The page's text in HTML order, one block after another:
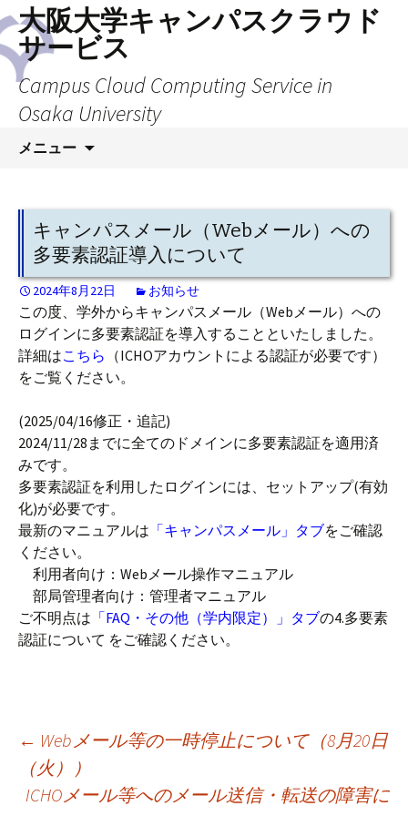
大阪大学キャンパスクラウド
サービス
Campus Cloud Computing Service in
Osaka University
メニュー
ツ
へ
ス
キ
ッ
プ
キャンパスメール（Webメール）への
多要素認証導入について
2024年8月22日 お知らせ
この度、学外からキャンパスメール（Webメール）への
ログインに多要素認証を導入することといたしました。
詳細はこちら （ICHOアカウントによる認証が必要です）
をご覧ください。
(2025/04/16修正・追記)
2024/11/28までに全てのドメインに多要素認証を適用済
みです。
多要素認証を利用したログインには、セットアップ(有効
化)が必要です。
最新のマニュアルは 「キャンパスメール」タブをご確認
ください。
利用者向け：Webメール操作マニュアル
部局管理者向け：管理者マニュアル
ご不明点は 「FAQ・その他（学内限定）」タブの4.多要素
認証について をご確認ください。
投
← Webメール等の一時停止について（8月20日
（火））
ICHOメール等へのメール送信・転送の障害に